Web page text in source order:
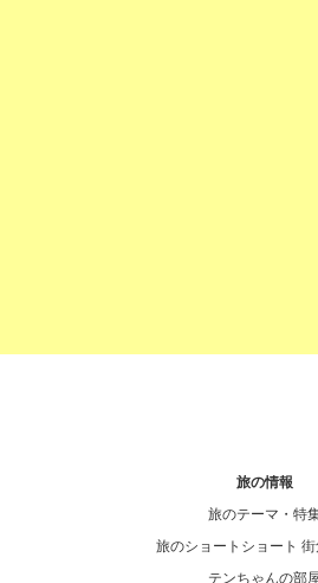
旅の情報
旅のテーマ・特
旅のショートショート
テンちゃんの部